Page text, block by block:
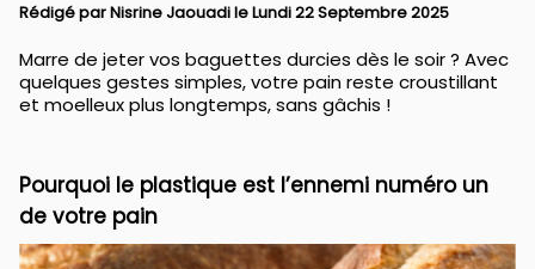
Rédigé parNisrine Jaouadile Lundi 22 Septembre 2025
Marre de jeter vos baguettes durcies dès le soir ? Avec
quelques gestes simples, votre pain reste croustillant
et moelleux plus longtemps, sans gâchis !
Pourquoi le plastique est l’ennemi numéro un
de votre pain